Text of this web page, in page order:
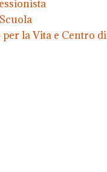
la Vita e Centro